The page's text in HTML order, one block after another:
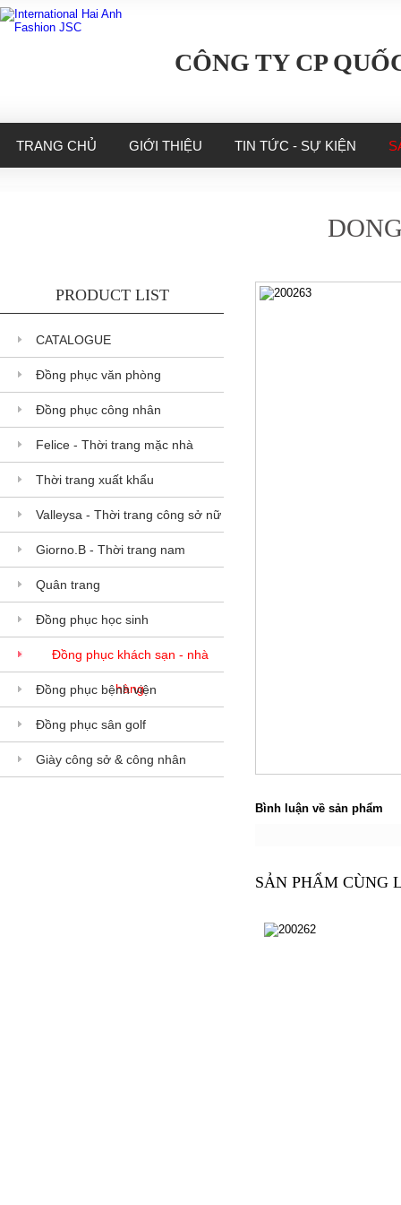
CÔNG TY CP
TRANG CHỦ GIỚI THIỆU TIN TỨC - SỰ KIỆN
PRODUCT LIST
CATALOGUE
Đồng phục văn phòng
Đồng phục công nhân
Felice - Thời trang mặc nhà
Thời trang xuất khẩu
Valleysa - Thời trang công sở nữ
Giorno.B - Thời trang nam
Quân trang
Đồng phục học sinh
Đồng phục khách sạn - nhà
hàng
Đồng phục bệnh viện
Đồng phục sân golf
Giày công sở & công nhân
Bình luận về sản phẩm
SẢN PHẨM CÙNG